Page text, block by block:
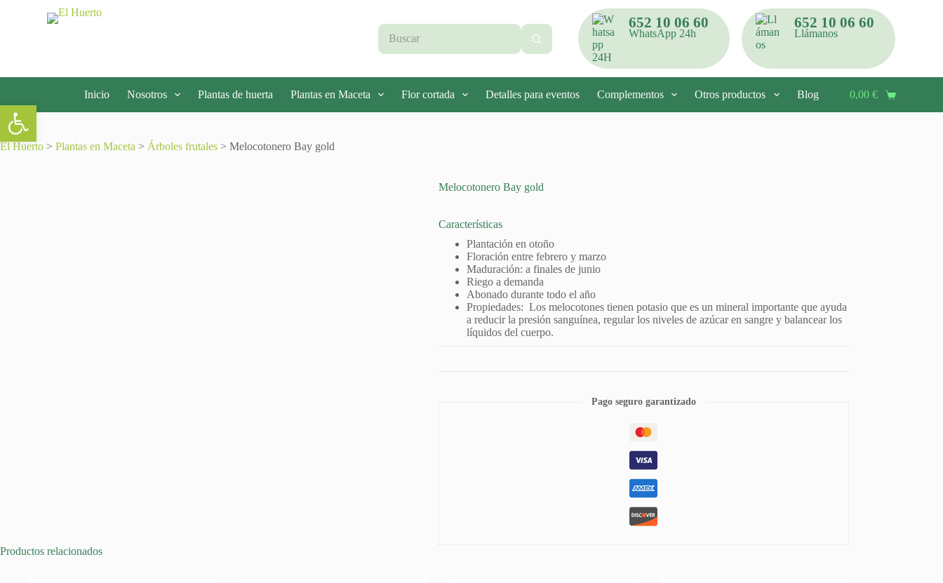
r
c
o
n
t
Sin
resultados
652 10 06 60
WhatsApp 24h
652 10 06 60
Llámanos
Inicio Nosotros Plantas de huerta Plantas en Maceta Flor cortada Detalles para eventos Complementos Otros productos Blog Contacto
Carro
de
0,00 €
El Huerto > Plantas en Maceta > Árboles frutales > Melocotonero Bay gold
Melocotonero Bay gold
Características
Plantación en otoño
Floración entre febrero y marzo
Maduración: a finales de junio
Riego a demanda
Abonado durante todo el año
Propiedades: Los melocotones tienen potasio que es un mineral importante que ayuda
a reducir la presión sanguínea, regular los niveles de azúcar en sangre y balancear los
líquidos del cuerpo.
Pago seguro garantizado
Productos relacionados
Abrir barra de herramientas